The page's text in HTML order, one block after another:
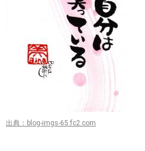
出典：blog-imgs-65.fc2.com